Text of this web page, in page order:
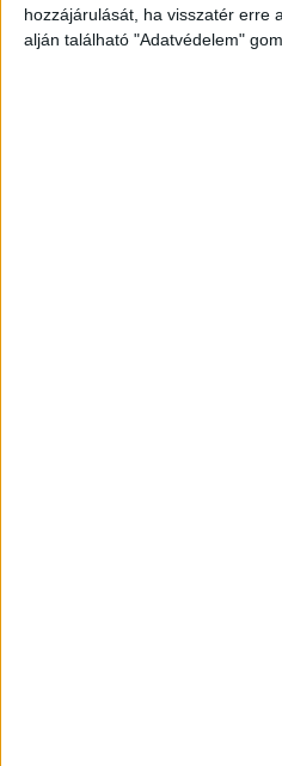
hozzájárulását, ha visszatér erre
alján található "Adatvédelem"
vagyunk a Balaton